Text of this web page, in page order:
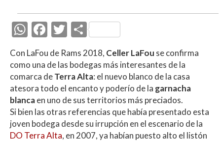
W
h
at
s
A
p
p
F
ac
e
b
o
o
k
T
itt
er
C
o
m
p
ar
ti
r
Con LaFou de Rams 2018, Celler LaFou se confirma
como una de las bodegas más interesantes de la
comarca deTerra Alta: el nuevo blanco de la casa
atesora todo el encanto y poderío de la garnacha
blancaen uno de sus territorios más preciados.
Si bien las otras referencias que había presentado esta
joven bodega desde su irrupción en el escenario de la
DO Terra Alta, en 2007, ya habían puesto alto el listón